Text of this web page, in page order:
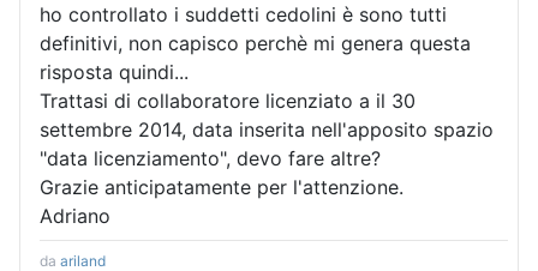
ho controllato i suddetti cedolini è sono tutti
definitivi, non capisco perchè mi genera questa
risposta quindi...
Trattasi di collaboratore licenziato a il 30
settembre 2014, data inserita nell'apposito spazio
"data licenziamento", devo fare altre?
Grazie anticipatamente per l'attenzione.
Adriano
da ariland